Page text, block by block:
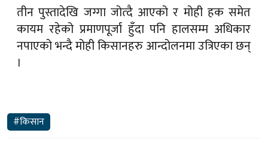
तीन पुस्तादेखि जग्गा जोत्दै आएको र मोही हक समेत
कायम रहेको प्रमाणपूर्जा हुँदा पनि हालसम्म अधिकार
नपाएको भन्दै मोही किसानहरु आन्दोलनमा उत्रिएका छन्
।
#किसान